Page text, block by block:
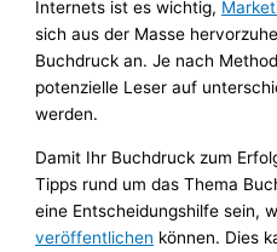
Internets ist es wichtig,
sich aus der Masse
Buchdruck an. Je nach
potenzielle Leser auf
werden.
Damit Ihr Buchdruck zum
Tipps rund um das Thema
eine Entscheidungshilfe sein,
veröffentlichen können. Dies